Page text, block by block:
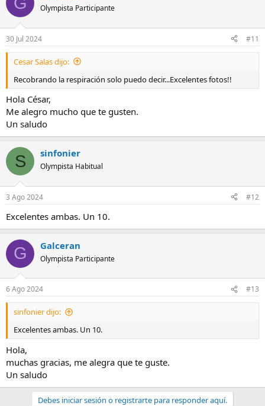
Olympista Participante
30 Jul 2024 #11
Cesar Salas dijo:
Recobrando la respiración solo puedo decir...Excelentes fotos!!
Hola César,
Me alegro mucho que te gusten.
Un saludo
S sinfonier
Olympista Habitual
3 Ago 2024 #12
Excelentes ambas. Un 10.
G Galceran
Olympista Participante
6 Ago 2024 #13
sinfonier dijo:
Excelentes ambas. Un 10.
Hola,
muchas gracias, me alegra que te guste.
Un saludo
Debes iniciar sesión o registrarte para responder aquí.